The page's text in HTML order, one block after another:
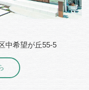
中希望が丘55-5